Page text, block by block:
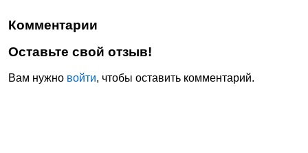
Комментарии
Оставьте свой отзыв!
Вам нужно войти, чтобы оставить комментарий.